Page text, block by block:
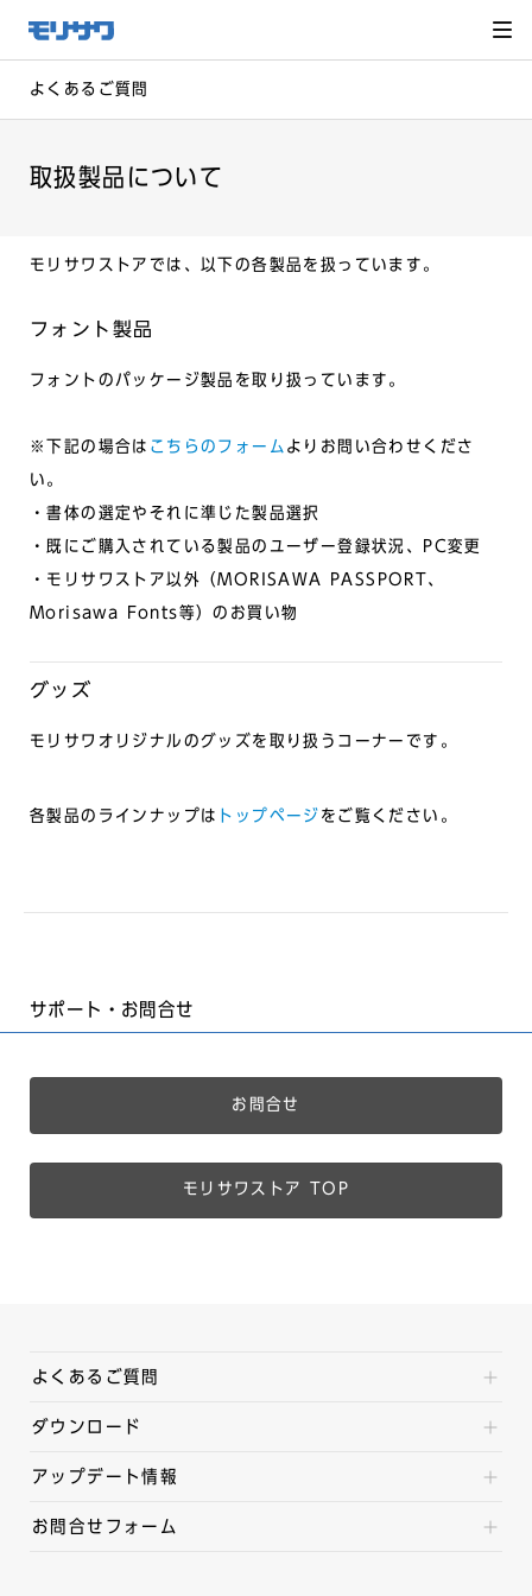
メ
ニュー
飛ばし
へ移動
よくあるご質問
取扱製品について
モリサワストアでは、以下の各製品を扱っています。
フォント製品
フォントのパッケージ製品を取り扱っています。
※下記の場合は こちらのフォーム よりお問い合わせくださ
い。
・書体の選定やそれに準じた製品選択
・既にご購入されている製品のユーザー登録状況、PC変更
・モリサワストア以外（MORISAWA PASSPORT、
Morisawa Fonts等）のお買い物
グッズ
モリサワオリジナルのグッズを取り扱うコーナーです。
各製品のラインナップは トップペー ジ をご覧ください。
サポート・お問合せ
お問合せ
モリサワストア TOP
よくあるご質問
ダウンロード
アップデート情報
お問合せフォーム